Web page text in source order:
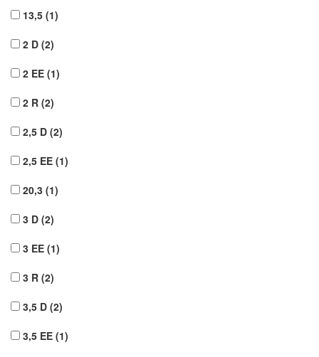
13,5 (1)
2 D (2)
2 EE (1)
2 R (2)
2,5 D (2)
2,5 EE (1)
20,3 (1)
3 D (2)
3 EE (1)
3 R (2)
3,5 D (2)
3,5 EE (1)